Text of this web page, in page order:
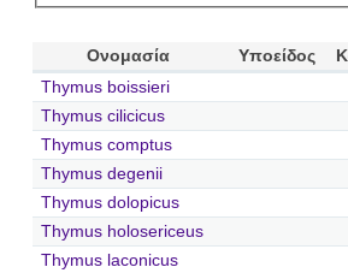
Ονομασία Υποείδος
Thymus boissieri
Thymus cilicicus
Thymus comptus
Thymus degenii
Thymus dolopicus
Thymus holosericeus
Thymus laconicus